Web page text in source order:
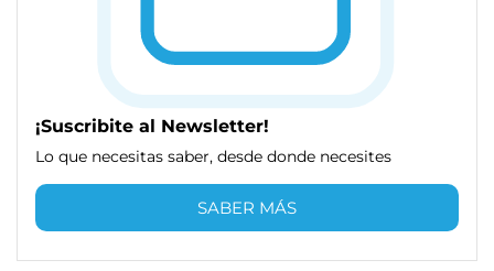
¡Suscribite al Newsletter!
Lo que necesitas saber, desde donde necesites
SABER MÁS